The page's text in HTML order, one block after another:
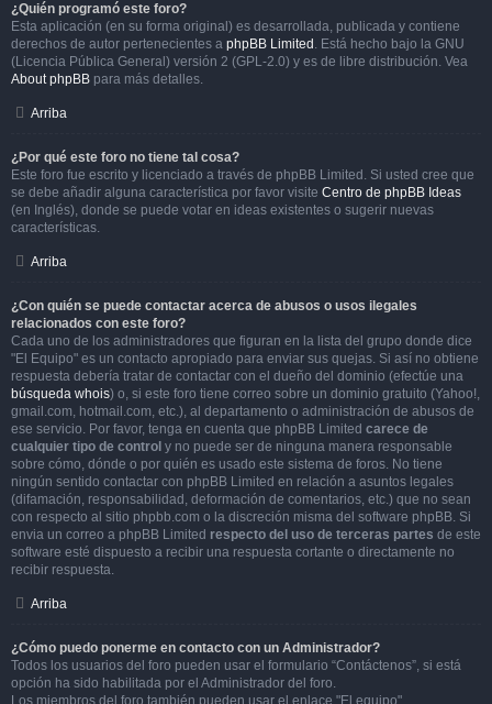
¿Quién programó este foro?
Esta aplicación (en su forma original) es desarrollada, publicada y contiene
derechos de autor pertenecientes a phpBB Limited . Está hecho bajo la GNU
(Licencia Pública General) versión 2 (GPL-2.0) y es de libre distribución. Vea
About phpBB para más detalles.
Arriba
¿Por qué este foro no tiene tal cosa?
Este foro fue escrito y licenciado a través de phpBB Limited. Si usted cree que
se debe añadir alguna característica por favor visite Centro de phpBB Ideas
(en Inglés), donde se puede votar en ideas existentes o sugerir nuevas
características.
Arriba
¿Con quién se puede contactar acerca de abusos o usos ilegales
relacionados con este foro?
Cada uno de los administradores que figuran en la lista del grupo donde dice
"El Equipo" es un contacto apropiado para enviar sus quejas. Si así no obtiene
respuesta debería tratar de contactar con el dueño del dominio (efectúe una
búsqueda whois) o, si este foro tiene correo sobre un dominio gratuito (Yahoo!,
gmail.com, hotmail.com, etc.), al departamento o administración de abusos de
ese servicio. Por favor, tenga en cuenta que phpBB Limited carece de
cualquier tipo de control y no puede ser de ninguna manera responsable
sobre cómo, dónde o por quién es usado este sistema de foros. No tiene
ningún sentido contactar con phpBB Limited en relación a asuntos legales
(difamación, responsabilidad, deformación de comentarios, etc.) que no sean
con respecto al sitio phpbb.com o la discreción misma del software phpBB. Si
envia un correo a phpBB Limited respecto del uso de terceras partes de este
software esté dispuesto a recibir una respuesta cortante o directamente no
recibir respuesta.
Arriba
¿Cómo puedo ponerme en contacto con un Administrador?
Todos los usuarios del foro pueden usar el formulario “Contáctenos”, si está
opción ha sido habilitada por el Administrador del foro.
Los miembros del foro también pueden usar el enlace "El equipo".